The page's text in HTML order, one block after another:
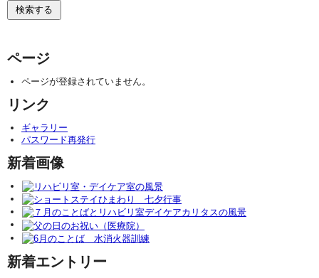
ページ
ページが登録されていません。
リンク
ギャラリー
パスワード再発行
新着画像
新着エントリー